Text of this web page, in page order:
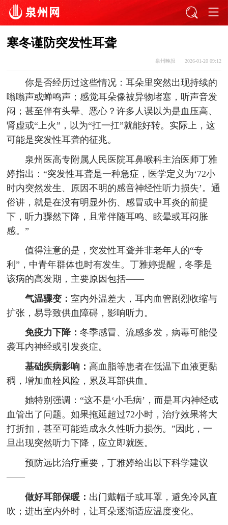
寒冬谨防突发性耳聋
泉州晚报 2026-01-20 09:12
你是否经历过这些情况：耳朵里突然出现持续的
嗡嗡声或蝉鸣声；感觉耳朵像被异物堵塞，听声音发
闷；甚至伴有头晕、恶心？许多人误以为是血压高、
肾虚或“上火”，以为“扛一扛”就能好转。实际上，这
可能是突发性耳聋的征兆。
泉州医高专附属人民医院耳鼻喉科主治医师丁雅
婷指出：“突发性耳聋是一种急症，医学定义为‘72小
时内突然发生、原因不明的感音神经性听力损失’。通
俗讲，就是在没有明显外伤、感冒或中耳炎的前提
下，听力骤然下降，且常伴随耳鸣、眩晕或耳闷胀
感。”
值得注意的是，突发性耳聋并非老年人的“专
利”，中青年群体也时有发生。丁雅婷提醒，冬季是
该病的高发期，主要原因包括——
气温骤变： 室内外温差大，耳内血管剧烈收缩与
扩张，易导致供血障碍，影响听力。
免疫力下降： 冬季感冒、流感多发，病毒可能侵
袭耳内神经或引发炎症。
基础疾病影响： 高血脂等患者在低温下血液更黏
稠，增加血栓风险，累及耳部供血。
她特别强调：“这不是‘小毛病’，而是耳内神经或
血管出了问题。如果拖延超过72小时，治疗效果将大
打折扣，甚至可能造成永久性听力损伤。”因此，一
旦出现突然听力下降，应立即就医。
预防远比治疗重要，丁雅婷给出以下科学建议
——
做好耳部保暖： 出门戴帽子或耳罩，避免冷风直
吹；进出室内外时，让耳朵逐渐适应温度变化。